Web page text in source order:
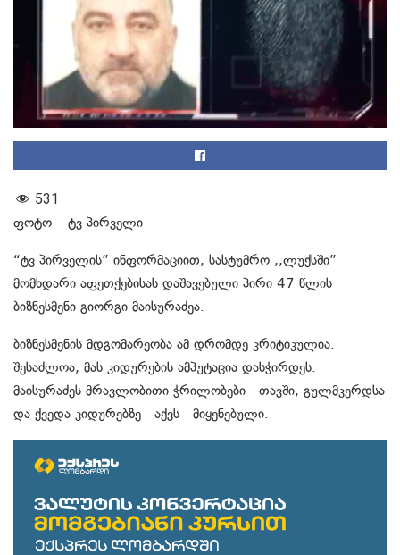
531
ფოტო – ტვ პირველი
“ტვ პირველის” ინფორმაციით, სასტუმრო ,,ლუქსში”
მომხდარი აფეთქებისას დაშავებული პირი 47 წლის
ბიზნესმენი გიორგი მაისურაძეა.
ბიზნესმენის მდგომარეობა ამ დრომდე კრიტიკულია.
შესაძლოა, მას კიდურების ამპუტაცია დასჭირდეს.
მაისურაძეს მრავლობითი ჭრილობები თავში, გულმკერდსა
და ქვედა კიდურებზე აქვს მიყენებული.